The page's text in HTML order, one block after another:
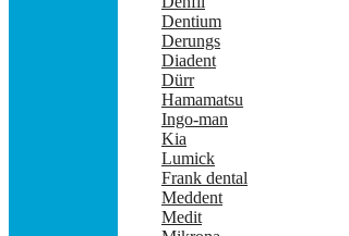
Dentium
Derungs
Diadent
Dürr
Hamamatsu
Ingo-man
Kia
Lumick
Frank dental
Meddent
Medit